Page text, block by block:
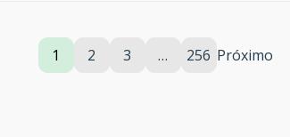
1 2 3 … 256 Próximo